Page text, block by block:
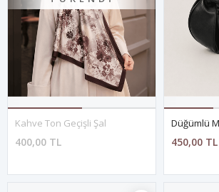
Kahve Ton Geçişli Şal
400,00 TL 450,00 TL